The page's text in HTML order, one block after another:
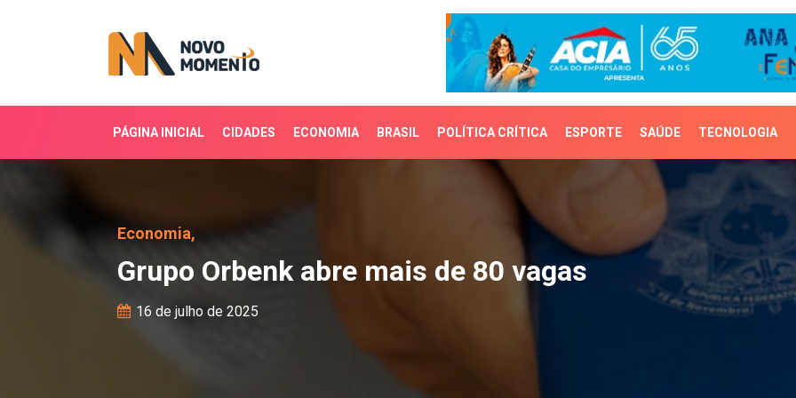
PÁGINA INICIAL CIDADES ECONOMIA BRASIL POLÍTICA CRÍTICA ESPORTE SAÚDE TECNOLOGIA
Grupo Orbenk abre mais de 80 vagas
Economia,
Grupo Orbenk abre mais de 80 vagas
16 de julho de 2025